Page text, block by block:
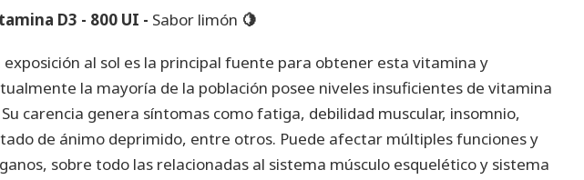
D3 - 800 UI - Sabor limón 🍋
exposición al sol es la principal fuente para obtener esta vitamina y
la mayoría de la población posee niveles insuficientes de vitamina
Su carencia genera síntomas como fatiga, debilidad muscular, insomnio,
de ánimo deprimido, entre otros. Puede afectar múltiples funciones y
sobre todo las relacionadas al sistema músculo esquelético y sistema